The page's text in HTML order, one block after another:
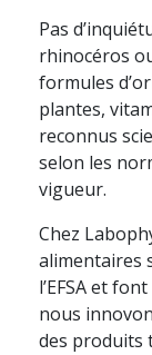
Pas
rhinocéros
formules
plantes,
reconnus
selon les
vigueur.
Chez
alimentaires
l’EFSA et
nous
des produits